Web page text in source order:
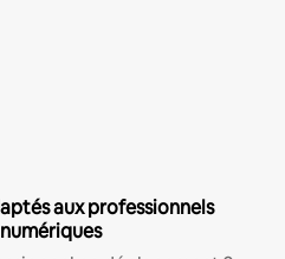
aux professionnels